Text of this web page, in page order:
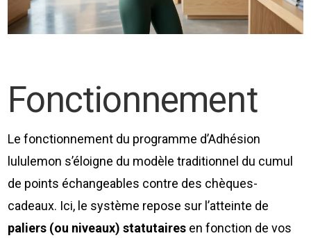
Fonctionnement
Le fonctionnement du programme d’Adhésion
lululemon s’éloigne du modèle traditionnel du cumul
de points échangeables contre des chèques-
cadeaux. Ici, le système repose sur l’atteinte de
paliers (ou niveaux) statutaires en fonction de vos